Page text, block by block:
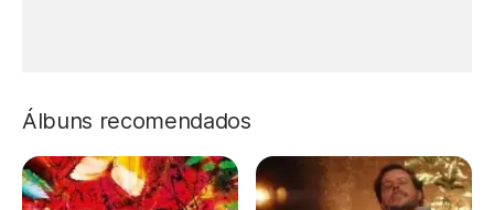
Álbuns recomendados